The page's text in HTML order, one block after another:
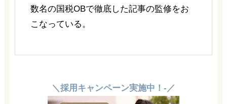
数名の国税OBで徹底した記事の監修をお
こなっている。
＼採用キャンペーン実施中！-／